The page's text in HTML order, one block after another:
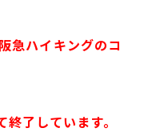
急ハイキングのコ
了しています。
ングス
組